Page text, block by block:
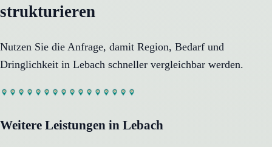
strukturieren
Nutzen Sie die Anfrage, damit Region, Bedarf und
Dringlichkeit in Lebach schneller vergleichbar werden.
Weitere Leistungen in Lebach